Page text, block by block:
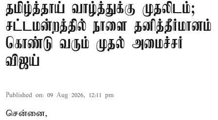
தமிழ்த்தாய் வாழ்த்துக்கு முதலிடம்;
சட்டமன்றத்தில் நாளை தனித்தீர்மானம்
கொண்டு வரும் முதல் அமைச்சர்
விஜய்
Published on: 09 Aug 2026, 12:11 pm
சென்னை,